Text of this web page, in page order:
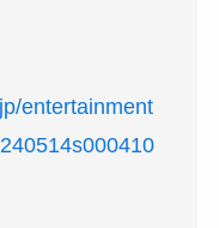
entertainment